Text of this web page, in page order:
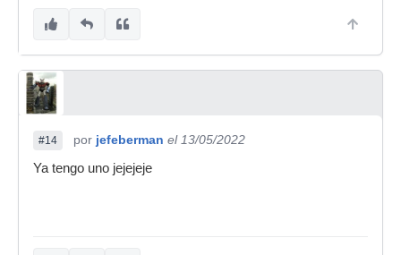
#14 por jefeberman el 13/05/2022
Ya tengo uno jejejeje